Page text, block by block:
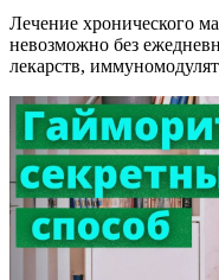
Лечение хронического
невозможно без
лекарств,